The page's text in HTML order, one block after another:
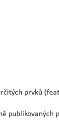
prvků